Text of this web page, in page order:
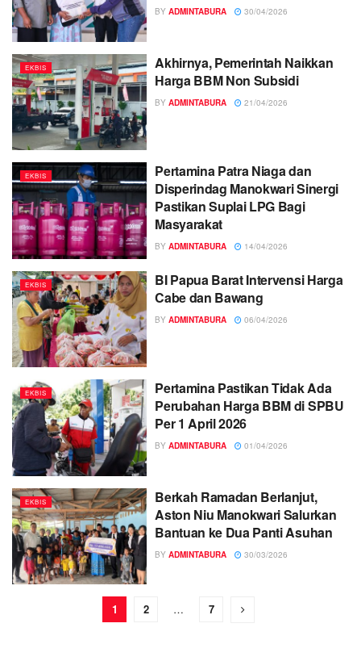
BY ADMINTABURA 30/04/2026
EKBIS
Akhirnya, Pemerintah Naikkan
Harga BBM Non Subsidi
BY ADMINTABURA 21/04/2026
EKBIS
Pertamina Patra Niaga dan
Disperindag Manokwari Sinergi
Pastikan Suplai LPG Bagi
Masyarakat
BY ADMINTABURA 14/04/2026
EKBIS
BI Papua Barat Intervensi Harga
Cabe dan Bawang
BY ADMINTABURA 06/04/2026
EKBIS
Pertamina Pastikan Tidak Ada
Perubahan Harga BBM di SPBU
Per 1 April 2026
BY ADMINTABURA 01/04/2026
EKBIS
Berkah Ramadan Berlanjut,
Aston Niu Manokwari Salurkan
Bantuan ke Dua Panti Asuhan
BY ADMINTABURA 30/03/2026
1 2 … 7